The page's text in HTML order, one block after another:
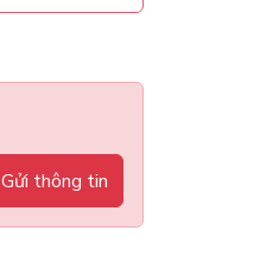
Gửi thông tin